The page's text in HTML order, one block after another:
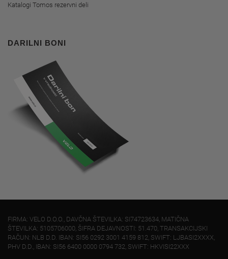
Katalogi Tomos rezervni deli
DARILNI BONI
FIRMA: VELO D.O.O., DAVČNA ŠTEVILKA: SI74723634, MATIČNA
ŠTEVILKA: 5105706000, ŠIFRA DEJAVNOSTI: 51.470, TRANSAKCIJSKI
RAČUN: NLB D.D. IBAN: SI56 0292 3001 4159 812, SWIFT: LJBASI2XXXX,
PHV D.D., IBAN: SI56 6400 0000 0794 732, SWIFT: HKVISI22XXX